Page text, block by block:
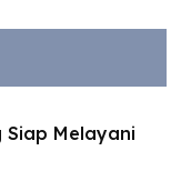
Siap Melayani